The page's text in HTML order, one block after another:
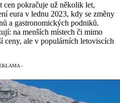
pokračuje už několik let,
eura v lednu 2023, kdy se změny
a gastronomických podniků.
na menších místech či mimo
ceny, ale v populárních letoviscích